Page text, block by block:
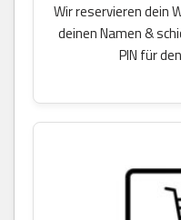
Wir reservieren dein
deinen Namen &
PIN für